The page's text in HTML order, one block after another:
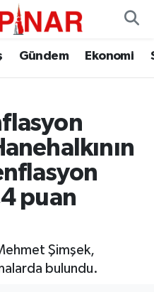
Gündem Ekonomi
puan
Şimşek,
bulundu.
Haritası
ve Fikstür